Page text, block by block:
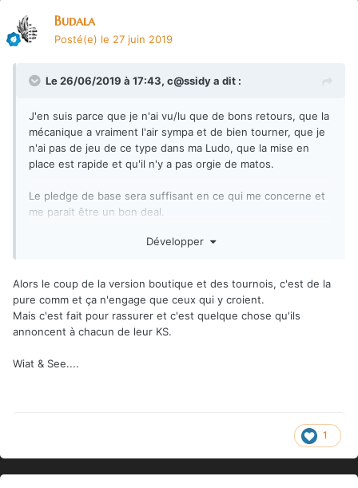
Budala
Posté(e) le 27 juin 2019
Le 26/06/2019 à 17:43, c@ssidya dit :
J'en suis parce que je n'ai vu/lu que de bons retours, que la
mécanique a vraiment l'air sympa et de bien tourner, que je
n'ai pas de jeu de ce type dans ma Ludo, que la mise en
place est rapide et qu'il n'y a pas orgie de matos.
Le pledge de base sera suffisant en ce qui me concerne et
me parait être un bon deal.
Après c'est vrai que Mythic et ses retards, ses projets pas
que le jeu soit "à la base" prévu pour le retail et qu'il semble
y avoir déjà des accords en ce sens et un "vrai" projet
d'organiser des tournois et events (même si ça c'est pas ma
came)... ça a tendance à me rassurer sur ce projet là. ça a
Développer
Alors le coup de la version boutique et des tournois, c'est de la
pure comm et ça n'engage que ceux qui y croient.
Mais c'est fait pour rassurer et c'est quelque chose qu'ils
annoncent à chacun de leur KS.
Wiat & See....
1